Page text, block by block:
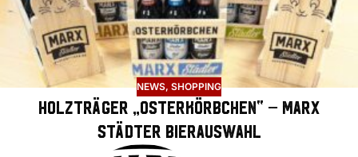
NEWS, SHOPPING
Holzträger „Osterkörbchen“ – Marx
Städter Bierauswahl